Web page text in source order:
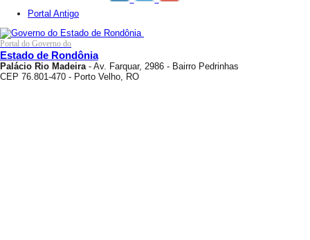
Portal Antigo
Portal do Governo do
Estado de Rondônia
Palácio Rio Madeira- Av. Farquar, 2986 - Bairro Pedrinhas
CEP 76.801-470 - Porto Velho, RO